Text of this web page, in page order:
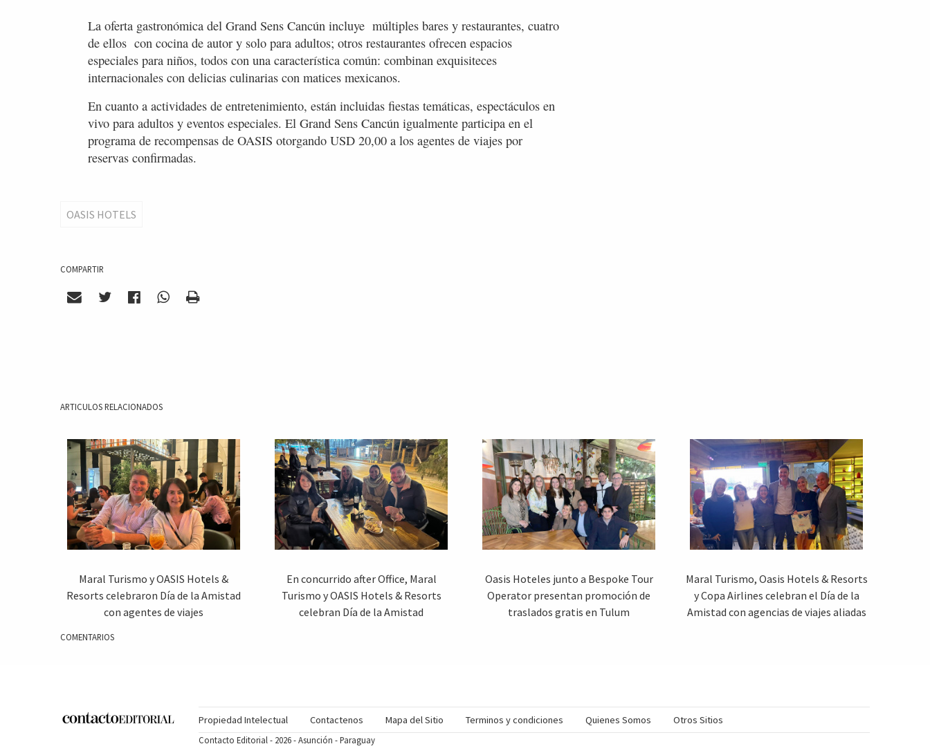
La oferta gastronómica del Grand Sens Cancún incluye múltiples bares y restaurantes, cuatro
de ellos con cocina de autor y solo para adultos; otros restaurantes ofrecen espacios
especiales para niños, todos con una característica común: combinan exquisiteces
internacionales con delicias culinarias con matices mexicanos.
En cuanto a actividades de entretenimiento, están incluidas fiestas temáticas, espectáculos en
vivo para adultos y eventos especiales. El Grand Sens Cancún igualmente participa en el
programa de recompensas de OASIS otorgando USD 20,00 a los agentes de viajes por
reservas confirmadas.
OASIS HOTELS
COMPARTIR
ARTICULOS RELACIONADOS
Maral Turismo y OASIS Hotels &
Resorts celebraron Día de la Amistad
con agentes de viajes
En concurrido after Office, Maral
Turismo y OASIS Hotels & Resorts
celebran Día de la Amistad
Oasis Hoteles junto a Bespoke Tour
Operator presentan promoción de
traslados gratis en Tulum
Maral Turismo, Oasis Hotels & Resorts
y Copa Airlines celebran el Día de la
Amistad con agencias de viajes aliadas
COMENTARIOS
Propiedad Intelectual Contactenos Mapa del Sitio Terminos y condiciones Quienes Somos Otros Sitios
Contacto Editorial - 2026 - Asunción - Paraguay